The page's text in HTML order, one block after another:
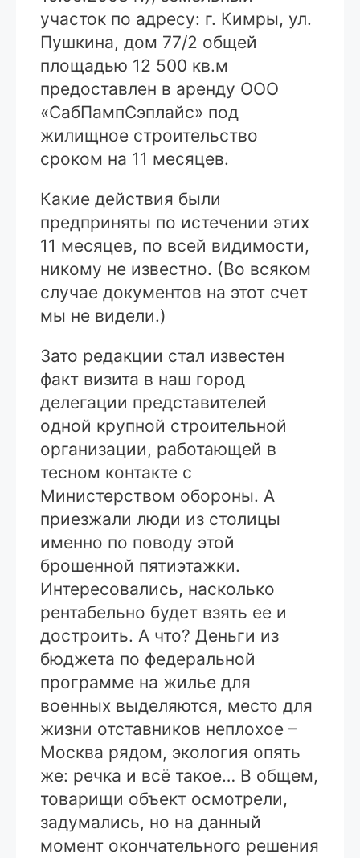
участок по адресу: г. Кимры, ул.
Пушкина, дом 77/2 общей
площадью 12 500 кв.м
предоставлен в аренду ООО
«СабПампСэплайс» под
жилищное строительство
сроком на 11 месяцев.
Какие действия были
предприняты по истечении этих
11 месяцев, по всей видимости,
никому не известно. (Во всяком
случае документов на этот счет
мы не видели.)
Зато редакции стал известен
факт визита в наш город
делегации представителей
одной крупной строительной
организации, работающей в
тесном контакте с
Министерством обороны. А
приезжали люди из столицы
именно по поводу этой
брошенной пятиэтажки.
Интересовались, насколько
рентабельно будет взять ее и
достроить. А что? Деньги из
бюджета по федеральной
программе на жилье для
военных выделяются, место для
жизни отставников неплохое –
Москва рядом, экология опять
же: речка и всё такое… В общем,
товарищи объект осмотрели,
задумались, но на данный
момент окончательного решения